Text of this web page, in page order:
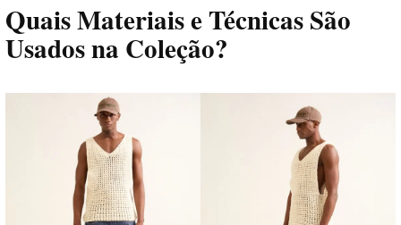
Quais Materiais e Técnicas São
Usados na Coleção?